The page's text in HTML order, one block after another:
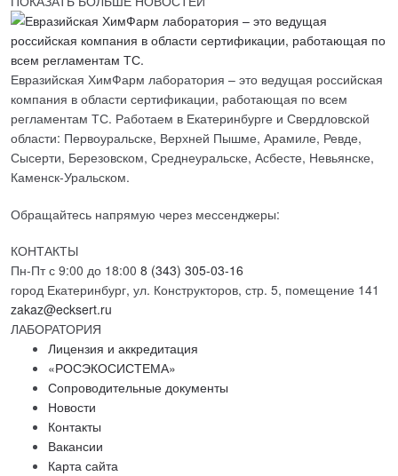
Евразийская ХимФарм лаборатория – это ведущая российская
компания в области сертификации, работающая по всем
регламентам ТС. Работаем в Екатеринбурге и Свердловской
области: Первоуральске, Верхней Пышме, Арамиле, Ревде,
Сысерти, Березовском, Среднеуральске, Асбесте, Невьянске,
Каменск-Уральском.
Обращайтесь напрямую через мессенджеры:
КОНТАКТЫ
Пн-Пт с 9:00 до 18:00 8 (343) 305-03-16
город Екатеринбург, ул. Конструкторов, стр. 5, помещение 141
zakaz@ecksert.ru
ЛАБОРАТОРИЯ
Лицензия и аккредитация
«РОСЭКОСИСТЕМА»
Сопроводительные документы
Новости
Контакты
Вакансии
Карта сайта